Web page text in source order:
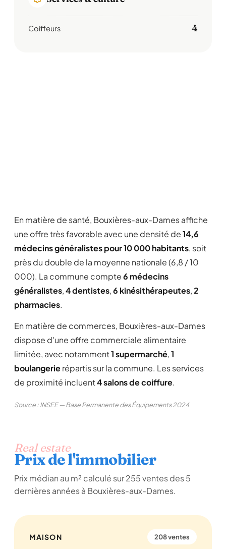
Coiffeurs 4
En matière de santé, Bouxières-aux-Dames affiche
une offre très favorable avec une densité de14,6
médecins généralistes pour 10 000 habitants, soit
près du double de la moyenne nationale (6,8 / 10
000). La commune compte6 médecins
généralistes,4 dentistes,6 kinésithérapeutes,2
pharmacies.
En matière de commerces, Bouxières-aux-Dames
dispose d'une offre commerciale alimentaire
limitée, avec notamment1 supermarché,1
boulangerierépartis sur la commune. Les services
de proximité incluent4 salons de coiffure.
Source : INSEE — Base Permanente des Équipements 2024
Real estate
Prix de l'immobilier
Prix médian au m² calculé sur 255 ventes des 5
dernières années à Bouxières-aux-Dames.
MAISON 208 ventes